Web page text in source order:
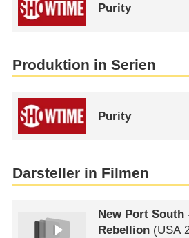
Purity
Produktion in Serien
Purity
Darsteller in Filmen
New Port South
Rebellion (USA